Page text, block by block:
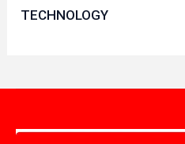
TECHNOLOGY